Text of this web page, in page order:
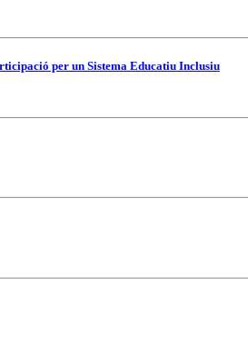
per un Sistema Educatiu Inclusiu